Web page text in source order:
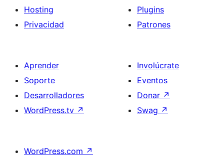
Hosting
Privacidad
Plugins
Patrones
Aprender
Soporte
Desarrolladores
WordPress.tv ↗
Involúcrate
Eventos
Donar ↗
Swag ↗
WordPress.com ↗